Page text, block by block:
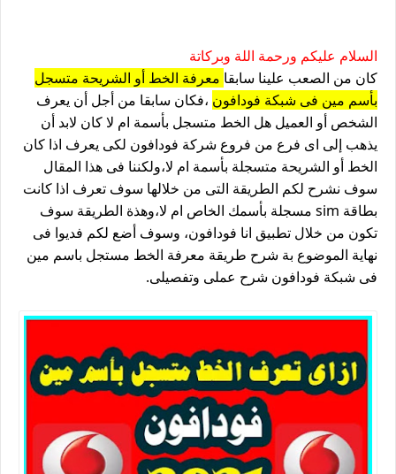
السلام عليكم ورحمة اللة وبركاتة
كان من الصعب علينا سابقا معرفة الخط أو الشريحة متسجل
بأسم مين فى شبكة فودافون ،فكان سابقا من أجل أن يعرف
الشخص أو العميل هل الخط متسجل بأسمة ام لا كان لابد أن
يذهب إلى اى فرع من فروع شركة فودافون لكى يعرف اذا كان
الخط أو الشريحة متسجلة بأسمة ام لا،ولكننا فى هذا المقال
سوف نشرح لكم الطريقة التى من خلالها سوف تعرف اذا كانت
بطاقة sim مسجلة بأسمك الخاص ام لا،وهذة الطريقة سوف
تكون من خلال تطبيق انا فودافون، وسوف أضع لكم فديوا فى
نهاية الموضوع بة شرح طريقة معرفة الخط مستجل باسم مين
فى شبكة فودافون شرح عملى وتفصيلى.